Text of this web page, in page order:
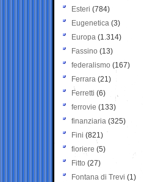
Esteri (784)
Eugenetica (3)
Europa (1.314)
Fassino (13)
federalismo (167)
Ferrara (21)
Ferretti (6)
ferrovie (133)
finanziaria (325)
Fini (821)
fioriere (5)
Fitto (27)
Fontana di Trevi (1)